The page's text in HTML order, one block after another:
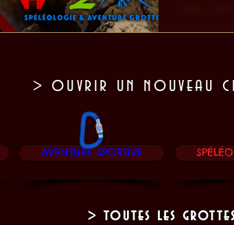
> ouvrir un nouveau
AVENTURE SPORTIVE
> toutes les